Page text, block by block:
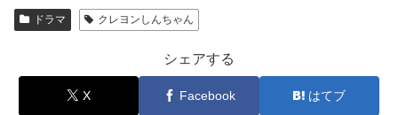
ドラマ クレヨンしんちゃん
シェアする
X Facebook はてブ